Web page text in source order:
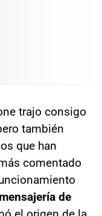
trajo consigo
también
que han
comentado
mensajería de